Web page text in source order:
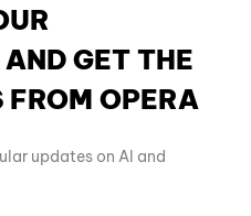
GET THE
OPERA
updates on AI and